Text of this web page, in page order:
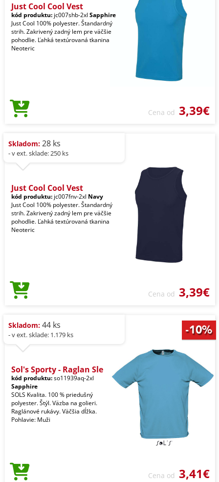
Just Cool Cool Vest
kód produktu: jc007shb-2xl Sapphire
Just Cool 100% polyester. Štandardný
strih. Zakrivený zadný lem pre väčšie
pohodlie. Ľahká textúrovaná tkanina
Neoteric
Cena od 3,39€
Skladom: 28 ks
- v ext. sklade: 250 ks
Just Cool Cool Vest
kód produktu: jc007fnv-2xl Navy
Just Cool 100% polyester. Štandardný
strih. Zakrivený zadný lem pre väčšie
pohodlie. Ľahká textúrovaná tkanina
Neoteric
Cena od 3,39€
Skladom: 44 ks
- v ext. sklade: 1.179 ks
Sol's Sporty - Raglan Sle
kód produktu:so11939aq-2xl
Sapphire
SOLS Kvalita. 100 % priedušný
polyester. Štýl. Väzba na golieri.
Raglánové rukávy. Väčšia dĺžka.
Pohlavie: Muži
Cena od 3,41€